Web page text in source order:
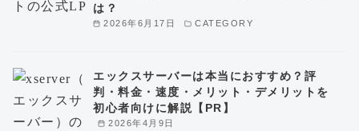
2026年6月17日 CATEGORY
は？
2026年4月9日
エックスサーバーは本当におすすめ？評
判・料金・速度・メリット・デメリットを
初心者向けに解説【PR】